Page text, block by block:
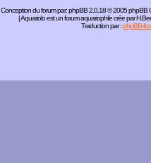
Conception du forum par:phpBB2.0.18 © 2005 phpBB
| Aquariolo est un forum aquariophile crée par
Traduction par :phpBB-